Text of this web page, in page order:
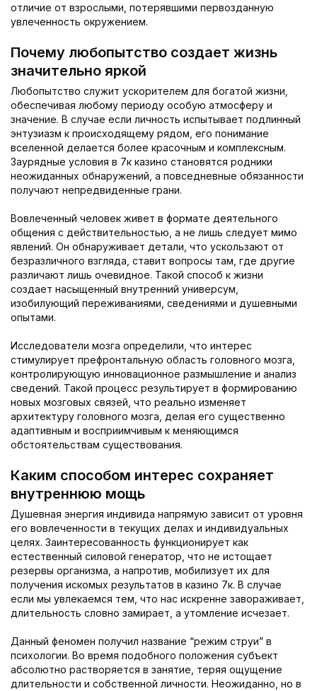
отличие от взрослыми, потерявшими первозданную
увлеченность окружением.
Почему любопытство создает жизнь
значительно яркой
Любопытство служит ускорителем для богатой жизни,
обеспечивая любому периоду особую атмосферу и
значение. В случае если личность испытывает подлинный
энтузиазм к происходящему рядом, его понимание
вселенной делается более красочным и комплексным.
Заурядные условия в 7к казино становятся родники
неожиданных обнаружений, а повседневные обязанности
получают непредвиденные грани.
Вовлеченный человек живет в формате деятельного
общения с действительностью, а не лишь следует мимо
явлений. Он обнаруживает детали, что ускользают от
безразличного взгляда, ставит вопросы там, где другие
различают лишь очевидное. Такой способ к жизни
создает насыщенный внутренний универсум,
изобилующий переживаниями, сведениями и душевными
опытами.
Исследователи мозга определили, что интерес
стимулирует префронтальную область головного мозга,
контролирующую инновационное размышление и анализ
сведений. Такой процесс результирует в формированию
новых мозговых связей, что реально изменяет
архитектуру головного мозга, делая его существенно
адаптивным и восприимчивым к меняющимся
обстоятельствам существования.
Каким способом интерес сохраняет
внутреннюю мощь
Душевная энергия индивида напрямую зависит от уровня
его вовлеченности в текущих делах и индивидуальных
целях. Заинтересованность функционирует как
естественный силовой генератор, что не истощает
резервы организма, а напротив, мобилизует их для
получения искомых результатов в казино 7к. В случае
если мы увлекаемся тем, что нас искренне завораживает,
длительность словно замирает, а утомление исчезает.
Данный феномен получил название “режим струи” в
психологии. Во время подобного положения субъект
абсолютно растворяется в занятие, теряя ощущение
длительности и собственной личности. Неожиданно, но в